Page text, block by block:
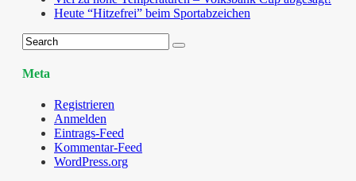
Heute “Hitzefrei” beim Sportabzeichen
Meta
Registrieren
Anmelden
Eintrags-Feed
Kommentar-Feed
WordPress.org